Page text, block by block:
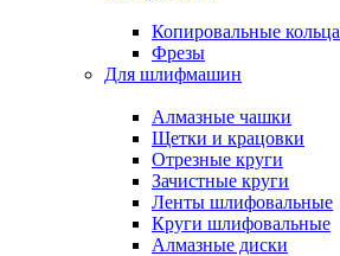
Копировальные кольца
Фрезы
Для шлифмашин
Алмазные чашки
Щетки и крацовки
Отрезные круги
Зачистные круги
Ленты шлифовальные
Круги шлифовальные
Алмазные диски